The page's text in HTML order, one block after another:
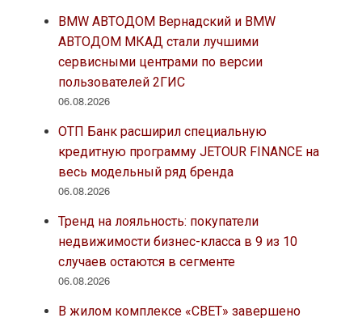
BMW АВТОДОМ Вернадский и BMW
АВТОДОМ МКАД стали лучшими
сервисными центрами по версии
пользователей 2ГИС
06.08.2026
ОТП Банк расширил специальную
кредитную программу JETOUR FINANCE на
весь модельный ряд бренда
06.08.2026
Тренд на лояльность: покупатели
недвижимости бизнес-класса в 9 из 10
случаев остаются в сегменте
06.08.2026
В жилом комплексе «СВЕТ» завершено